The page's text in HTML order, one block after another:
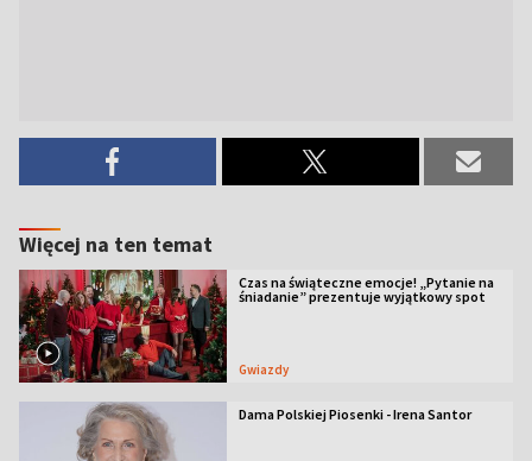
Więcej na ten temat
Czas na świąteczne emocje! „Pytanie na
śniadanie” prezentuje wyjątkowy spot
Gwiazdy
Dama Polskiej Piosenki - Irena Santor